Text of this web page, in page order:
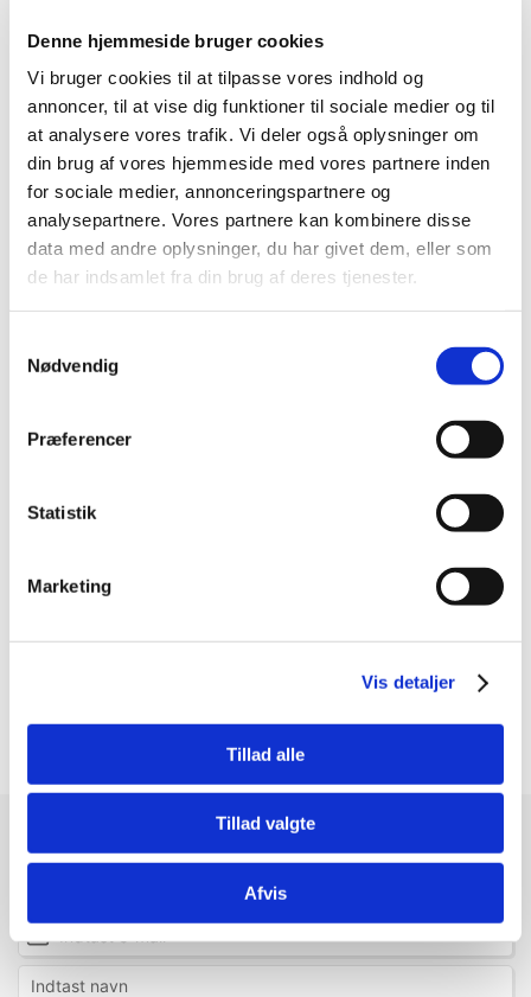
Denne hjemmeside bruger cookies
Vi bruger cookies til at tilpasse vores indhold og
annoncer, til at vise dig funktioner til sociale medier og til
at analysere vores trafik. Vi deler også oplysninger om
din brug af vores hjemmeside med vores partnere inden
for sociale medier, annonceringspartnere og
analysepartnere. Vores partnere kan kombinere disse
data med andre oplysninger, du har givet dem, eller som
de har indsamlet fra din brug af deres tjenester.
Nødvendig
Præferencer
Statistik
Marketing
Vis detaljer
Tillad alle
Tillad valgte
Afvis
Standard salgspris DKK
DKK 59,00
DKK 47,20 ekskl. moms
Køb nu
På lager
microovn
Standard salgspris DKK
149,95
DKK 75,00
DKK 60,00 ekskl. moms
På lager
Giv din hund sine egne sko at tygge på. Og spar på dine
egne på samme tid.
Størrelse (Cm): L 20 x B 14 x H 15
Tandreb knirker indeni
Modtag vores nyhedsbrev